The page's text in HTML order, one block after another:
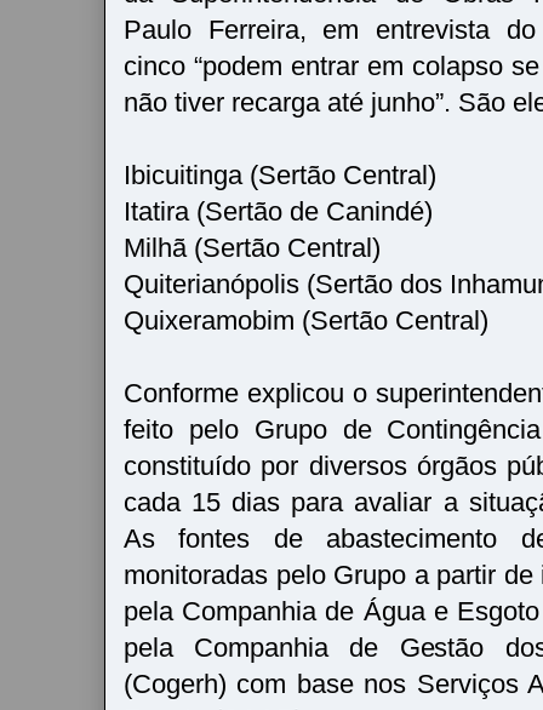
Paulo Ferreira, em entrevista
cinco “podem entrar em colapso
não tiver recarga até junho”. São
Ibicuitinga (Sertão Central)
Itatira (Sertão de Canindé)
Milhã (Sertão Central)
Quiterianópolis (Sertão dos
Quixeramobim (Sertão Central)
Conforme explicou o
feito pelo Grupo de
constituído por diversos órgãos
cada 15 dias para avaliar a
As fontes de abastecimento
monitoradas pelo Grupo a partir
pela Companhia de Água e
pela Companhia de Gestão
(Cogerh) com base nos Serviços